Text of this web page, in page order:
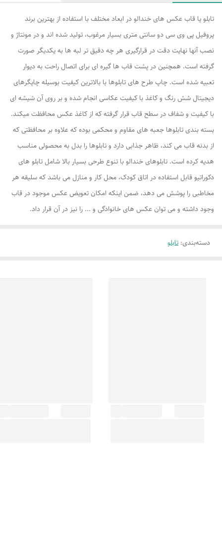
تابلو یا قاب عکس های خندالو در ابعاد مختلف با استفاده از بهترین برند
پروفیل پی وی سی دو سانتی متری بسیار مرغوب، تولید شده اند و در مونتاژ و
نصب آنها نهایت دقت در قرارگیری هر چه دقیق تر لبه ها به یکدیگر صورت
گرفته است. همچنین در پشت قاب ها گیره ای برای اتصال راحت به دیوار
تعبیه شده است. چاپ طرح های تابلوها با بالاترین کیفیت بوسیله چاپگرهای
دیجیتال شش رنگ و کاغذ با کیفیت عکاسی انجام شده و بر روی آن شیشه ای
با کیفیت و شفاف در سطح قاب قرار گرفته که از کاغذ عکس محافظت میکند.
بسته بندی تابلوها جعبه های مقاوم و محکمی بوده که علاوه بر محافظتی که
از بدنه قاب می کند، ظاهر جذابی دارد و تابلوها را بدل به محصولی مناسب
هدیه کرده است. تابلوهای خندالو با تنوع طرحی بسیار بالا شامل تابلو های
دکوراتیو قابل استفاده در اتاق کودک، محل کار و منازل می باشد که سلیقه هر
مخاطبی را پوشش می دهد، ضمن اینکه امکان تعویض عکس موجود در قاب
وجود داشته و می توان عکس های خانوادگی و ... را نیز در آن قرار داد.
دسته‌بندی: تابلو